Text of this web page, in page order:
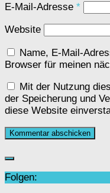
E-Mail-Adresse *
Website
Name, E-Mail-
Browser für meinen
Mit der Nutzung
der Speicherung und
diese Website
Folgen: